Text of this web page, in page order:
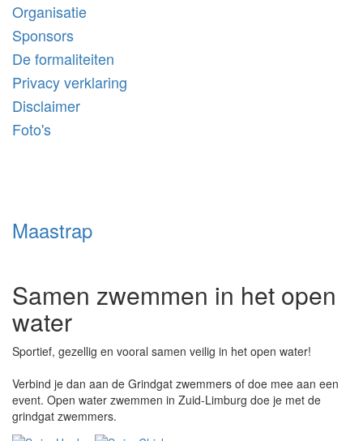
Organisatie
Sponsors
De formaliteiten
Privacy verklaring
Disclaimer
Foto's
Maastrap
Samen zwemmen in het open
water
Sportief, gezellig en vooral samen veilig in het open water!
Verbind je dan aan de Grindgat zwemmers of doe mee aan een
event. Open water zwemmen in Zuid-Limburg doe je met de
grindgat zwemmers.